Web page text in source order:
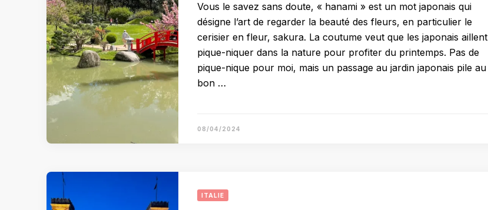
Vous le savez sans doute, « hanami » est un mot japonais qui
désigne l’art de regarder la beauté des fleurs, en particulier le
cerisier en fleur, sakura. La coutume veut que les japonais aillent
pique-niquer dans la nature pour profiter du printemps. Pas de
pique-nique pour moi, mais un passage au jardin japonais pile au
bon …
08/04/2024
ITALIE